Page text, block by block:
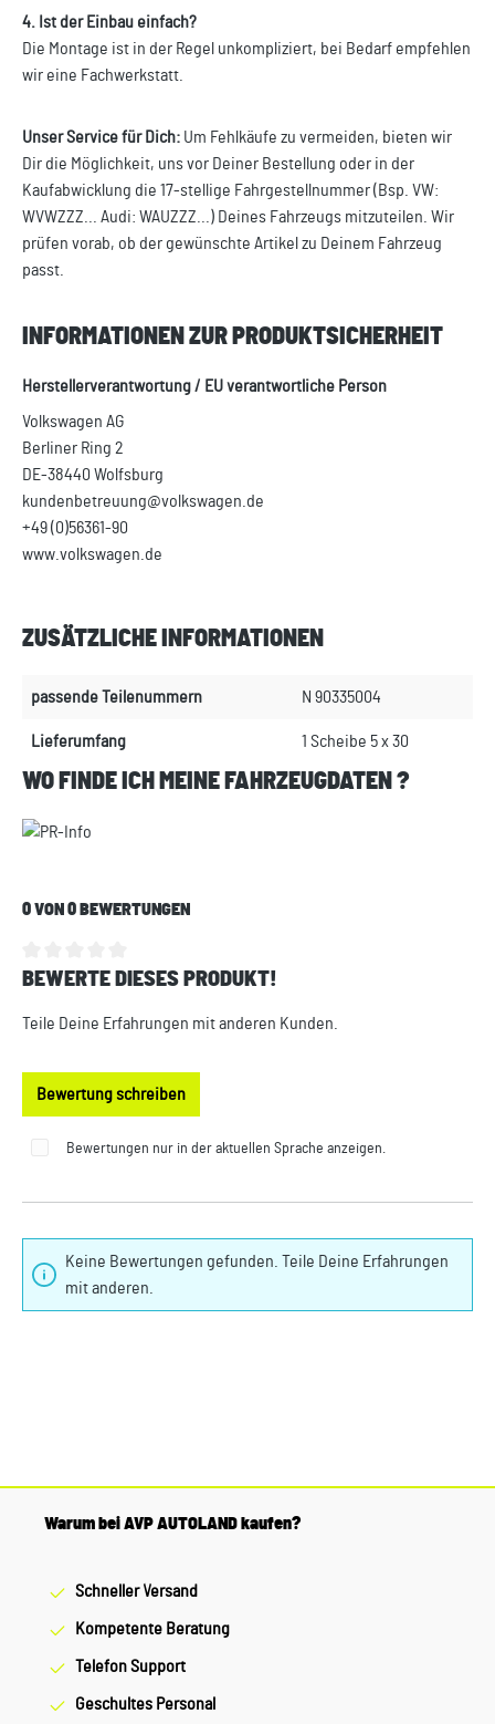
4. Ist der Einbau einfach?
Die Montage ist in der Regel unkompliziert, bei Bedarf empfehlen
wir eine Fachwerkstatt.
Unser Service für Dich: Um Fehlkäufe zu vermeiden, bieten wir
Dir die Möglichkeit, uns vor Deiner Bestellung oder in der
Kaufabwicklung die 17-stellige Fahrgestellnummer (Bsp. VW:
WVWZZZ... Audi: WAUZZZ...) Deines Fahrzeugs mitzuteilen. Wir
prüfen vorab, ob der gewünschte Artikel zu Deinem Fahrzeug
passt.
INFORMATIONEN ZUR PRODUKTSICHERHEIT
Herstellerverantwortung / EU verantwortliche Person
Volkswagen AG
Berliner Ring 2
DE-38440 Wolfsburg
kundenbetreuung@volkswagen.de
+49 (0)56361-90
www.volkswagen.de
ZUSÄTZLICHE INFORMATIONEN
passende Teilenummern N 90335004
Lieferumfang 1 Scheibe 5 x 30
WO FINDE ICH MEINE FAHRZEUGDATEN ?
0 VON 0 BEWERTUNGEN
Durchschnittliche Bewertung von 0 von 5 Sternen
BEWERTE DIESES PRODUKT!
Teile Deine Erfahrungen mit anderen Kunden.
Bewertung schreiben
Bewertungen nur in der aktuellen Sprache anzeigen.
Keine Bewertungen gefunden. Teile Deine Erfahrungen
mit anderen.
Warum bei AVP AUTOLAND kaufen?
Schneller Versand
Kompetente Beratung
Telefon Support
Geschultes Personal